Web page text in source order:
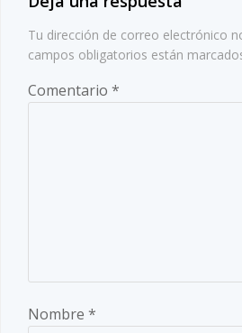
Tu dirección de correo electrónico
campos obligatorios están
Comentario *
Nombre *